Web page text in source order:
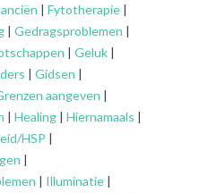
| Fytotherapie |
| Gedragsproblemen |
| Geluk |
| Gidsen |
aangeven |
| Healing | Hiernamaals |
HSP |
|
| Illuminatie |